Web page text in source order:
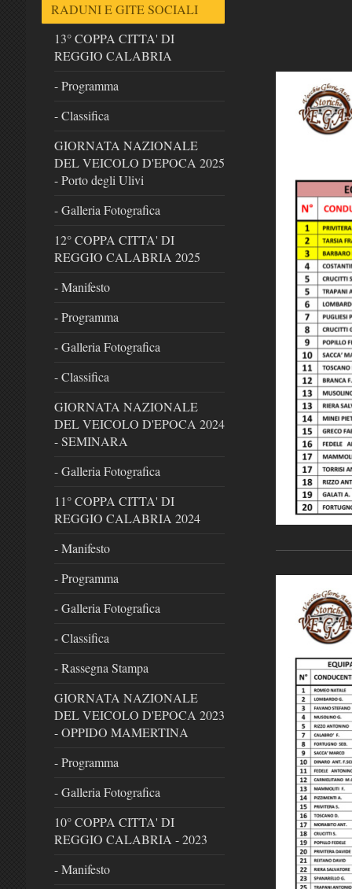
RADUNI E GITE SOCIALI
13° COPPA CITTA' DI
REGGIO CALABRIA
- Programma
- Classifica
GIORNATA NAZIONALE
DEL VEICOLO D'EPOCA 2025
- Porto degli Ulivi
- Galleria Fotografica
12° COPPA CITTA' DI
REGGIO CALABRIA 2025
- Manifesto
- Programma
- Galleria Fotografica
- Classifica
GIORNATA NAZIONALE
DEL VEICOLO D'EPOCA 2024
- SEMINARA
- Galleria Fotografica
11° COPPA CITTA' DI
REGGIO CALABRIA 2024
- Manifesto
- Programma
- Galleria Fotografica
- Classifica
- Rassegna Stampa
GIORNATA NAZIONALE
DEL VEICOLO D'EPOCA 2023
- OPPIDO MAMERTINA
- Programma
- Galleria Fotografica
10° COPPA CITTA' DI
REGGIO CALABRIA - 2023
- Manifesto